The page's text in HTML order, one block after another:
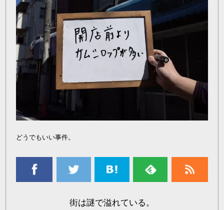
どうでもいい事件。
街は謎で溢れている。